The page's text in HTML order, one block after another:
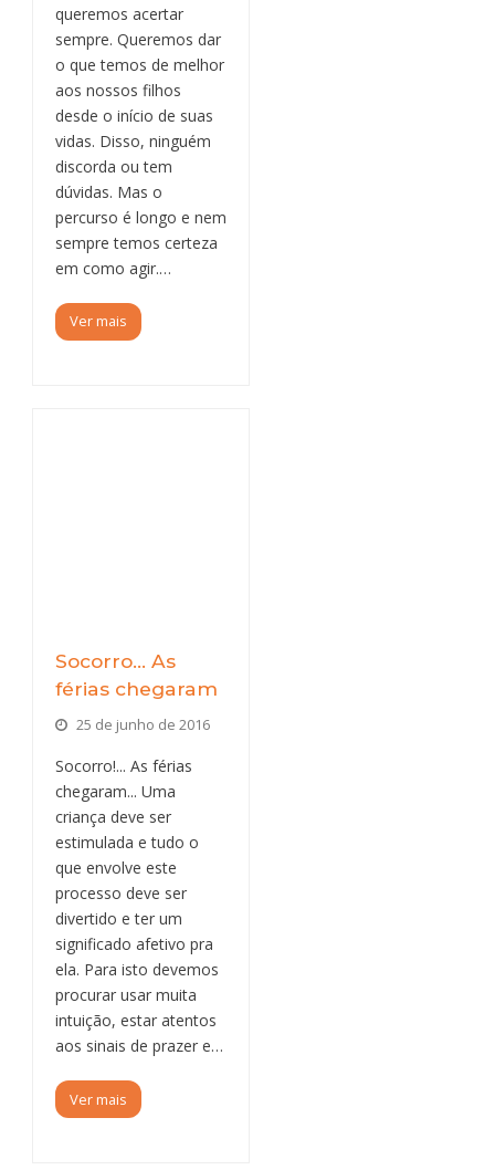
queremos acertar
sempre. Queremos dar
o que temos de melhor
aos nossos filhos
desde o início de suas
vidas. Disso, ninguém
discorda ou tem
dúvidas. Mas o
percurso é longo e nem
sempre temos certeza
em como agir.…
Ver mais
Socorro… As
férias chegaram
25 de junho de 2016
Socorro!... As férias
chegaram... Uma
criança deve ser
estimulada e tudo o
que envolve este
processo deve ser
divertido e ter um
significado afetivo pra
ela. Para isto devemos
procurar usar muita
intuição, estar atentos
aos sinais de prazer e…
Ver mais